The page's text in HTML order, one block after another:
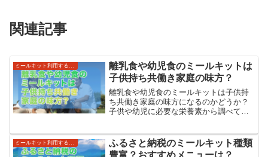
関連記事
離乳食や幼児食のミールキットは
子供持ち共働き家庭の味方？
離乳食や幼児食のミールキットは子供持
ち共働き家庭の味方になるのかどうか？
子供や幼児に必要な栄養素から調べてみ
ふるさと納税のミールキット種類
豊富？おすすめメニューは？